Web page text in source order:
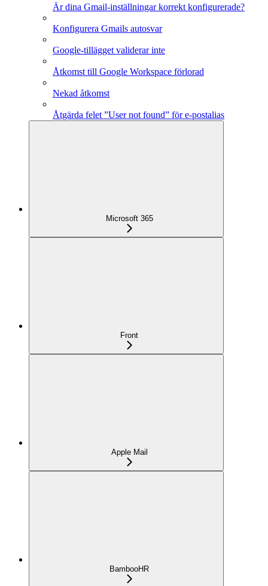
Är dina Gmail-inställningar korrekt konfigurerade?
Konfigurera Gmails autosvar
Google-tillägget validerar inte
Åtkomst till Google Workspace förlorad
Nekad åtkomst
Åtgärda felet ”User not found” för e-postalias
Microsoft 365
Front
Apple Mail
BambooHR